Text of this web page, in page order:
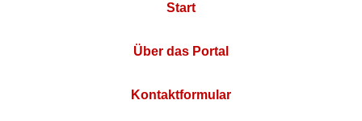
Start
Über das Portal
Kontaktformular